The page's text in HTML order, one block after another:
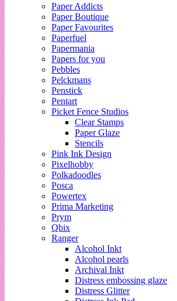
Paper Addicts
Paper Boutique
Paper Favourites
Paperfuel
Papermania
Papers for you
Pebbles
Pelckmans
Penstick
Pentart
Picket Fence Studios
Clear Stamps
Paper Glaze
Stencils
Pink Ink Design
Pixelhobby
Polkadoodles
Posca
Powertex
Prima Marketing
Prym
Qbix
Ranger
Alcohol Inkt
Alcohol pearls
Archival Inkt
Distress embossing glaze
Distress Glitter